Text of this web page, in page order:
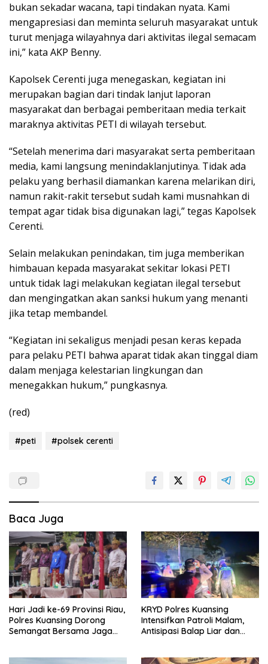
bukan sekadar wacana, tapi tindakan nyata. Kami
mengapresiasi dan meminta seluruh masyarakat untuk
turut menjaga wilayahnya dari aktivitas ilegal semacam
ini,” kata AKP Benny.
Kapolsek Cerenti juga menegaskan, kegiatan ini
merupakan bagian dari tindak lanjut laporan
masyarakat dan berbagai pemberitaan media terkait
maraknya aktivitas PETI di wilayah tersebut.
“Setelah menerima dari masyarakat serta pemberitaan
media, kami langsung menindaklanjutinya. Tidak ada
pelaku yang berhasil diamankan karena melarikan diri,
namun rakit-rakit tersebut sudah kami musnahkan di
tempat agar tidak bisa digunakan lagi,” tegas Kapolsek
Cerenti.
Selain melakukan penindakan, tim juga memberikan
himbauan kepada masyarakat sekitar lokasi PETI
untuk tidak lagi melakukan kegiatan ilegal tersebut
dan mengingatkan akan sanksi hukum yang menanti
jika tetap membandel.
“Kegiatan ini sekaligus menjadi pesan keras kepada
para pelaku PETI bahwa aparat tidak akan tinggal diam
dalam menjaga kelestarian lingkungan dan
menegakkan hukum,” pungkasnya.
(red)
#peti #polsek cerenti
Baca Juga
Hari Jadi ke-69 Provinsi Riau,
Polres Kuansing Dorong
Semangat Bersama Jaga
KRYD Polres Kuansing
Intensifkan Patroli Malam,
Antisipasi Balap Liar dan